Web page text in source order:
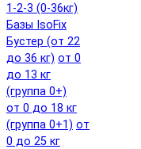
1-2-3 (0-36кг)
Базы IsoFix
Бустер (от 22
до 36 кг) от 0
до 13 кг
(группа 0+)
от 0 до 18 кг
(группа 0+1) от
0 до 25 кг